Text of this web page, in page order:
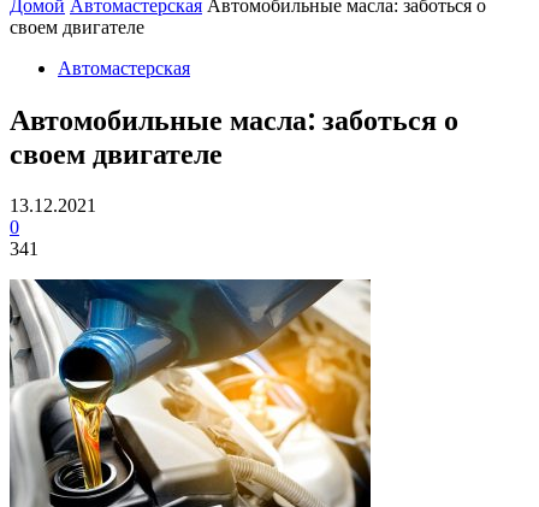
Домой Автомастерская Автомобильные масла: заботься о
своем двигателе
Автомастерская
Автомобильные масла: заботься о
своем двигателе
13.12.2021
0
341